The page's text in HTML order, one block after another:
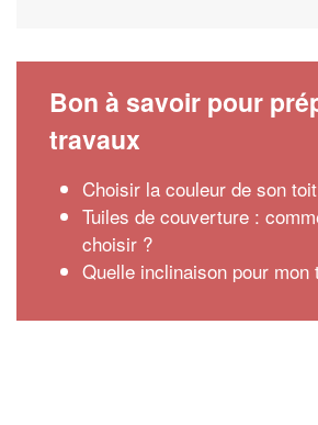
Bon à savoir pour
travaux
Choisir la couleur de son toit
Tuiles de couverture :
choisir ?
Quelle inclinaison pour mon